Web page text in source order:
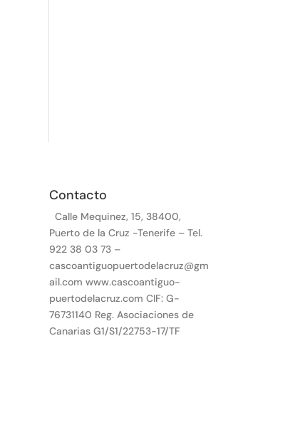
Contacto
Calle Mequinez, 15, 38400,
Puerto de la Cruz -Tenerife – Tel.
922 38 03 73 –
cascoantiguopuertodelacruz@gm
ail.com www.cascoantiguo-
puertodelacruz.com CIF: G-
76731140 Reg. Asociaciones de
Canarias G1/S1/22753-17/TF